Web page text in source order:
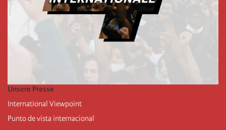
Unsere Presse
International Viewpoint
Punto de vista internacional